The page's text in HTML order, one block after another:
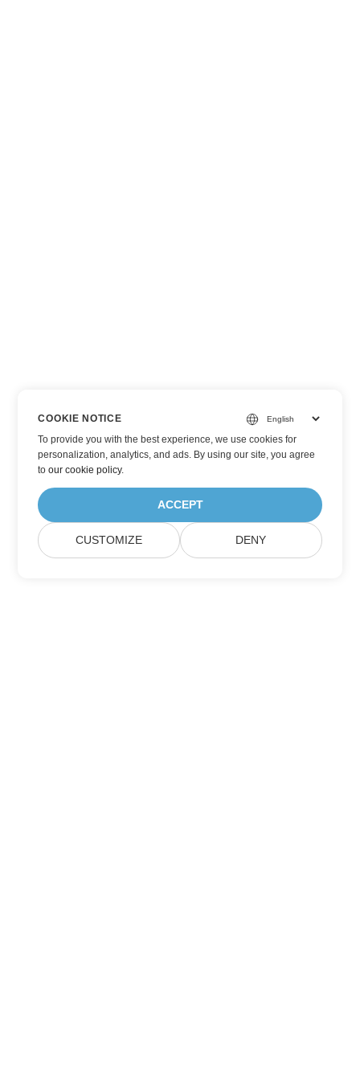
COOKIE NOTICE
To provide you with the best experience, we use cookies for
personalization, analytics, and ads. By using our site, you agree
toour cookie policy.
ACCEPT
CUSTOMIZE DENY